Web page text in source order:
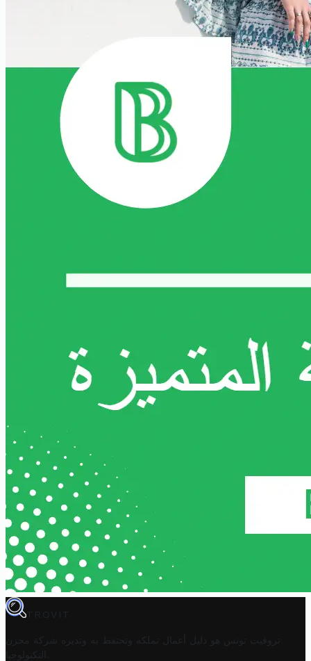
TROVIT
تروفيت تونس هو دليل أعمال تملكه وتحتفظ به وتديره
شركة مخزن
التكنولوجيا